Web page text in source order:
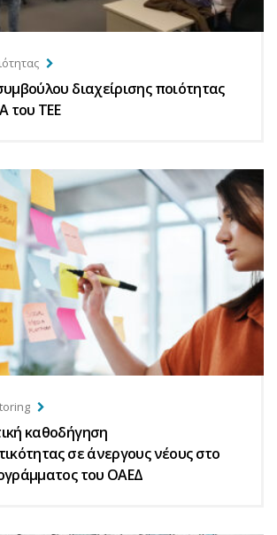
διαχείρισης ποιότητας
του ΤΕΕ
καθοδήγηση
σε άνεργους νέους στο
του ΟΑΕΔ